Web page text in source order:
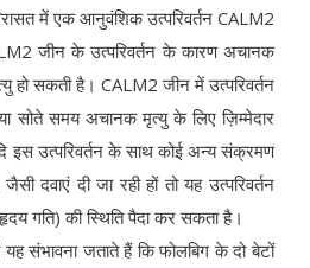
में एक आनुवंशिक उत्परिवर्तन CALM2
जीन के उत्परिवर्तन के कारण अचानक
सकती है। CALM2 जीन में उत्परिवर्तन
सोते समय अचानक मृत्यु के लिए ज़िम्मेदार
इस उत्परिवर्तन के साथ कोई अन्य संक्रमण
दवाएं दी जा रही हों तो यह उत्परिवर्तन
हृदय गति) की स्थिति पैदा कर सकता है।
संभावना जताते हैं कि फोलबिग के दो बेटों